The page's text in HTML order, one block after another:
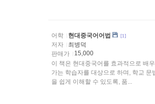
어학 현대중국어어법 [1]
저자
최병덕
판매가
15,000
이 책은 현대중국어를 효과적으로 배
가는 학습자를 대상으로 하며, 학교
을 쉽게 이해할 수 있도록, 품...